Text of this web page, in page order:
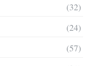
(32)
(24)
(57)